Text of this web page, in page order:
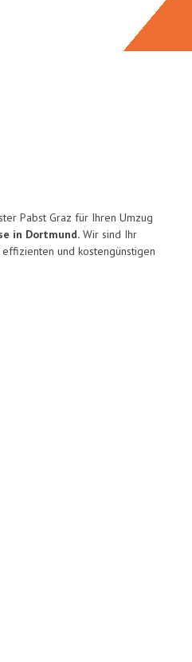
Pabst Graz für Ihren Umzug
in Dortmund. Wir sind Ihr
und kostengünstigen